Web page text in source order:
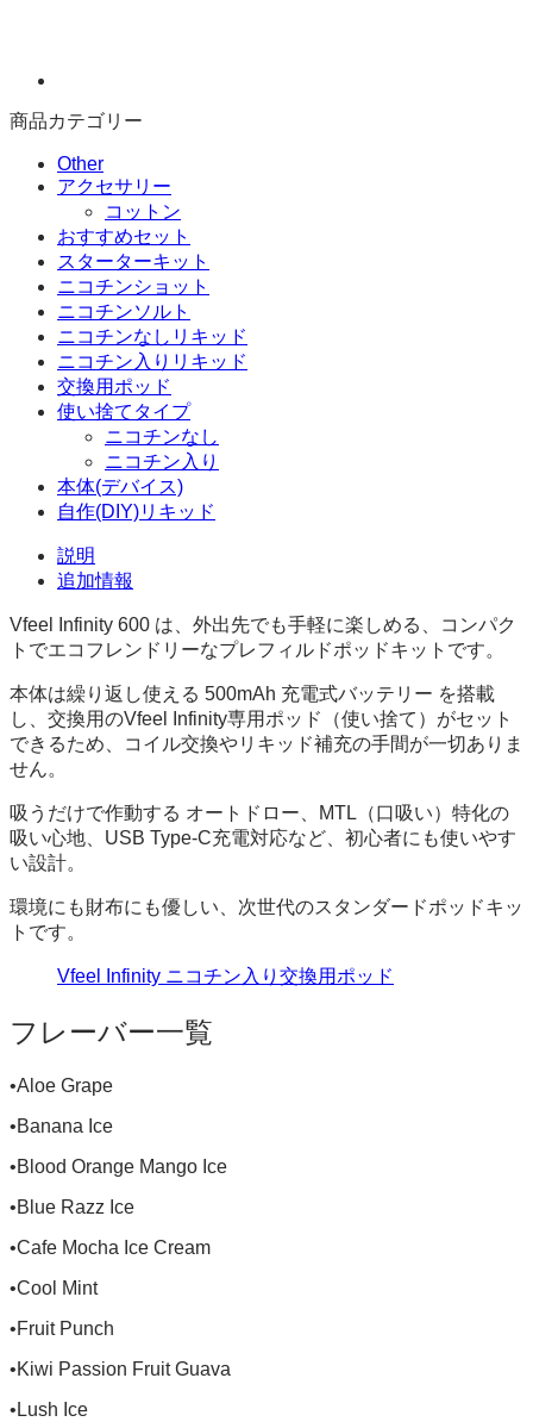
バ
デ
バ
ス
個
商品カテゴリー
Other
アクセサリー
コットン
おすすめセット
スターターキット
ニコチンショット
ニコチンソルト
ニコチンなしリキッド
ニコチン入りリキッド
交換用ポッド
使い捨てタイプ
ニコチンなし
ニコチン入り
本体(デバイス)
自作(DIY)リキッド
説明
追加情報
Vfeel Infinity 600 は、外出先でも手軽に楽しめる、コンパク
トでエコフレンドリーなプレフィルドポッドキットです。
本体は繰り返し使える 500mAh 充電式バッテリー を搭載
し、交換用のVfeel Infinity専用ポッド（使い捨て）がセット
できるため、コイル交換やリキッド補充の手間が一切ありま
せん。
吸うだけで作動する オートドロー、MTL（口吸い）特化の
吸い心地、USB Type-C充電対応など、初心者にも使いやす
い設計。
環境にも財布にも優しい、次世代のスタンダードポッドキッ
トです。
Vfeel Infinity ニコチン入り交換用ポッド
フレーバー一覧
•Aloe Grape
•Banana Ice
•Blood Orange Mango Ice
•Blue Razz Ice
•Cafe Mocha Ice Cream
•Cool Mint
•Fruit Punch
•Kiwi Passion Fruit Guava
•Lush Ice